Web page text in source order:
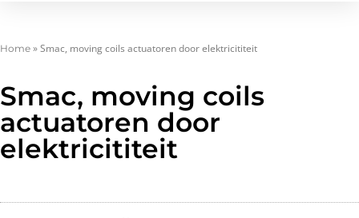
Home »Smac, moving coils actuatoren door elektricititeit
Smac, moving coils
actuatoren door
elektricititeit